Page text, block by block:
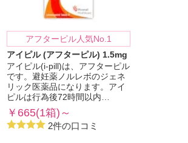
アフターピル人気No.1
アイピル (アフターピル) 1.5mg
アイピル(i-pill)は、アフターピル
です。避妊薬ノルレボのジェネ
リック医薬品になります。アイ
ピルは行為後72時間以内…
￥665(1箱)～
2件の口コミ